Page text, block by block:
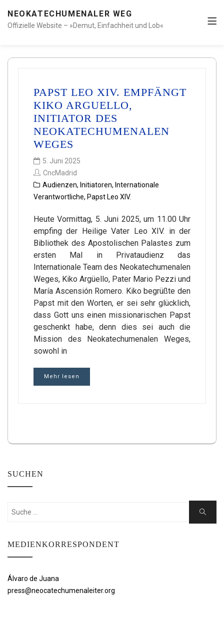
NEOKATECHUMENALER WEG
Offizielle Website – »Demut, Einfachheit und Lob«
PAPST LEO XIV. EMPFÄNGT
KIKO ARGUELLO,
INITIATOR DES
NEOKATECHUMENALEN
WEGES
5. Juni 2025
CncMadrid
Audienzen, Initiatoren, Internationale
Verantwortliche, Papst Leo XIV.
Heute Vormittag, 5. Juni 2025, um 11.00 Uhr
empfing der Heilige Vater Leo XIV. in der
Bibliothek des Apostolischen Palastes zum
ersten Mal in Privataudienz das
Internationale Team des Neokatechumenalen
Weges, Kiko Argüello, Pater Mario Pezzi und
María Ascensión Romero. Kiko begrüßte den
Papst mit den Worten, er sei sehr glücklich,
dass Gott uns einen missionarischen Papst
geschenkt habe, denn dies sei auch die
Mission des Neokatechumenalen Weges,
sowohl in
Mehr lesen
SUCHEN
Suchen
Suche
MEDIENKORRESPONDENT
Álvaro de Juana
press@neocatechumenaleiter.org